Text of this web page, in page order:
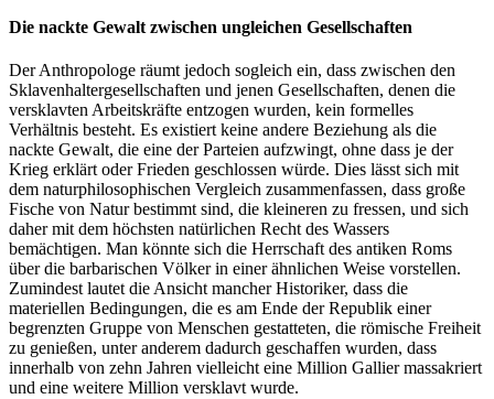
Die nackte Gewalt zwischen ungleichen Gesellschaften
Der Anthropologe räumt jedoch sogleich ein, dass zwischen den
Sklavenhaltergesellschaften und jenen Gesellschaften, denen die
versklavten Arbeitskräfte entzogen wurden, kein formelles
Verhältnis besteht. Es existiert keine andere Beziehung als die
nackte Gewalt, die eine der Parteien aufzwingt, ohne dass je der
Krieg erklärt oder Frieden geschlossen würde. Dies lässt sich mit
dem naturphilosophischen Vergleich zusammenfassen, dass große
Fische von Natur bestimmt sind, die kleineren zu fressen, und sich
daher mit dem höchsten natürlichen Recht des Wassers
bemächtigen. Man könnte sich die Herrschaft des antiken Roms
über die barbarischen Völker in einer ähnlichen Weise vorstellen.
Zumindest lautet die Ansicht mancher Historiker, dass die
materiellen Bedingungen, die es am Ende der Republik einer
begrenzten Gruppe von Menschen gestatteten, die römische Freiheit
zu genießen, unter anderem dadurch geschaffen wurden, dass
innerhalb von zehn Jahren vielleicht eine Million Gallier massakriert
und eine weitere Million versklavt wurde.